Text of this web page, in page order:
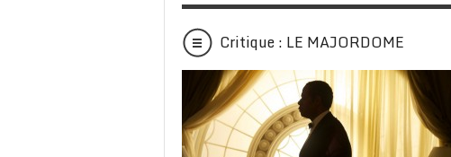
Critique : LE MAJORDOME